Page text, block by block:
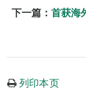
下一篇： 首获海
列印本页